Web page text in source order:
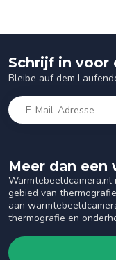
Meer dan een
gebied van
aan
thermografie en
Schrijf in voor
Bleibe auf dem